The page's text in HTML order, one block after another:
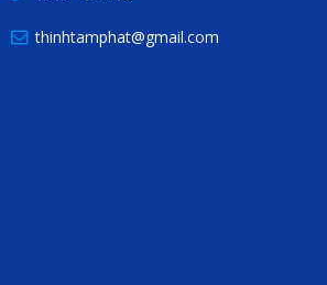
thinhtamphat@gmail.com